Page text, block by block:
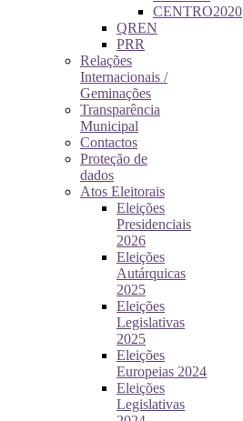
CENTRO2020
QREN
PRR
Relações
Internacionais /
Geminações
Transparência
Municipal
Contactos
Proteção de
dados
Atos Eleitorais
Eleições
Presidenciais
2026
Eleições
Autárquicas
2025
Eleições
Legislativas
2025
Eleições
Europeias 2024
Eleições
Legislativas